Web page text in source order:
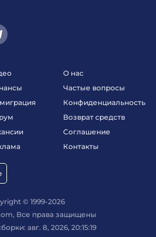
О нас
Частые вопросы
Конфиденциальность
Возврат средств
Соглашение
Контакты
© 1999-2026
Все права защищены
авг. 8, 2026, 20:15:19